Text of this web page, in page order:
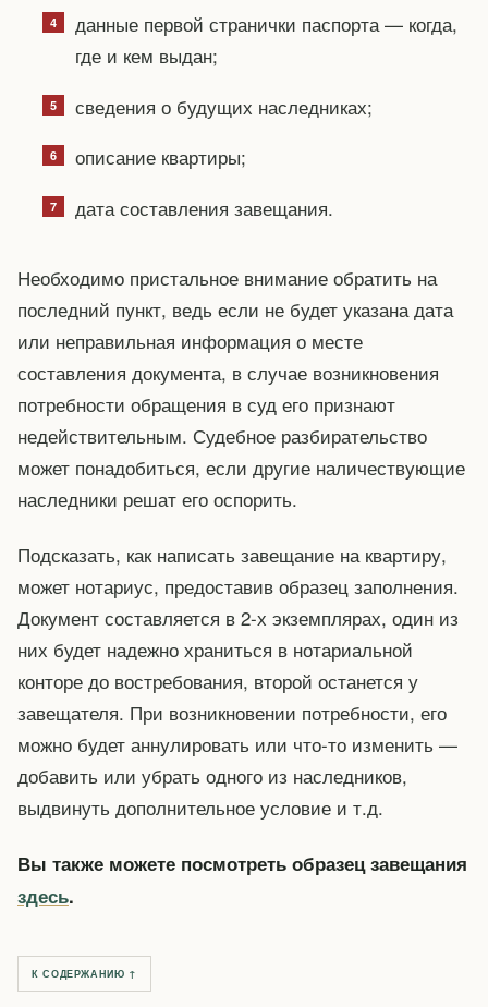
данные первой странички паспорта — когда,
где и кем выдан;
сведения о будущих наследниках;
описание квартиры;
дата составления завещания.
Необходимо пристальное внимание обратить на
последний пункт, ведь если не будет указана дата
или неправильная информация о месте
составления документа, в случае возникновения
потребности обращения в суд его признают
недействительным. Судебное разбирательство
может понадобиться, если другие наличествующие
наследники решат его оспорить.
Подсказать, как написать завещание на квартиру,
может нотариус, предоставив образец заполнения.
Документ составляется в 2-х экземплярах, один из
них будет надежно храниться в нотариальной
конторе до востребования, второй останется у
завещателя. При возникновении потребности, его
можно будет аннулировать или что-то изменить —
добавить или убрать одного из наследников,
выдвинуть дополнительное условие и т.д.
Вы также можете посмотреть образец завещания
здесь.
К СОДЕРЖАНИЮ ↑